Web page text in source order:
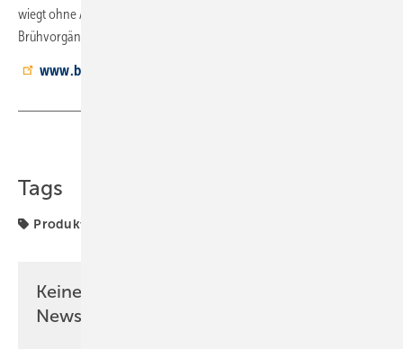
wiegt ohne Akku 0,85 kg. Ein 2,5-Ah-Akku reicht für zwei
Brühvorgänge.
www.bosch-diy.com
Tags
Produkte
Keine Zeit? Kein Problem mit dem SBZ
Newsletter!